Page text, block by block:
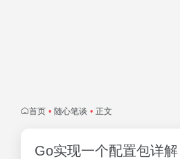
首页 • 随心笔谈 • 正文
Go实现一个配置包详